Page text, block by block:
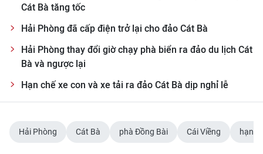
Cát Bà tăng tốc
Hải Phòng đã cấp điện trở lại cho đảo Cát Bà
Hải Phòng thay đổi giờ chạy phà biển ra đảo du lịch Cát
Bà và ngược lại
Hạn chế xe con và xe tải ra đảo Cát Bà dịp nghỉ lễ
Hải Phòng Cát Bà phà Đồng Bài Cái Viềng hạn